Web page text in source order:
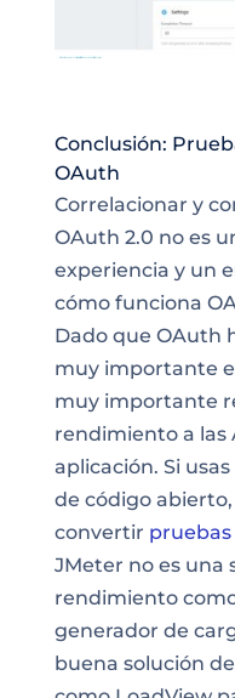
Conclusión:
OAuth
Correlacionar y
OAuth 2.0 no es
experiencia y un
cómo funciona
Dado que OAuth
muy importante
muy importante
rendimiento a las
aplicación. Si
de código
convertir pruebas
JMeter no es una
rendimiento
generador de
buena solución